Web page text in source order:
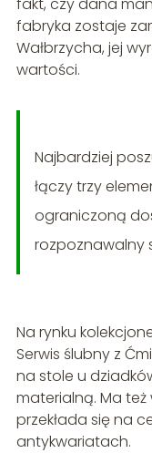
fabryka zostaje
Wałbrzycha, jej
wartości.
Najbardziej
łączy trzy
ograniczoną
rozpoznawalny
Na rynku
Serwis ślubny z
na stole u
materialną. Ma
przekłada się na
antykwariatach.